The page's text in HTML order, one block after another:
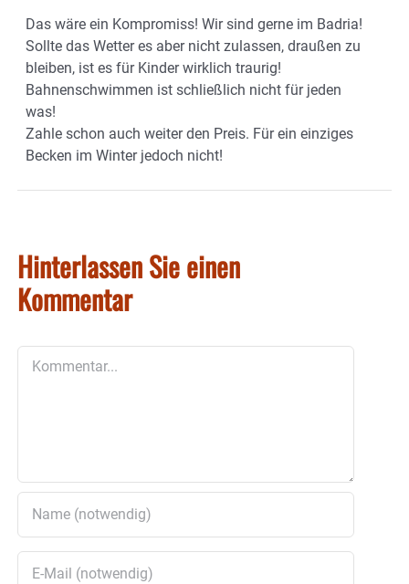
Das wäre ein Kompromiss! Wir sind gerne im Badria!
Sollte das Wetter es aber nicht zulassen, draußen zu
bleiben, ist es für Kinder wirklich traurig!
Bahnenschwimmen ist schließlich nicht für jeden
was!
Zahle schon auch weiter den Preis. Für ein einziges
Becken im Winter jedoch nicht!
Hinterlassen Sie einen
Kommentar